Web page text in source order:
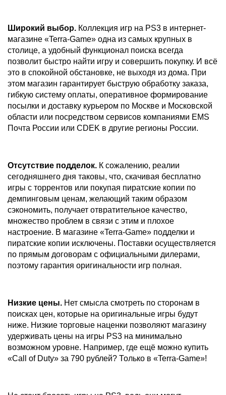
Широкий выбор. Коллекция игр на PS3 в интернет-
магазине «Terra-Game» одна из самых крупных в
столице, а удобный функционал поиска всегда
позволит быстро найти игру и совершить покупку. И всё
это в спокойной обстановке, не выходя из дома. При
этом магазин гарантирует быструю обработку заказа,
гибкую систему оплаты, оперативное формирование
посылки и доставку курьером по Москве и Московской
области или посредством сервисов компаниями EMS
Почта России или CDEK в другие регионы России.
Отсутствие подделок. К сожалению, реалии
сегодняшнего дня таковы, что, скачивая бесплатно
игры с торрентов или покупая пиратские копии по
демпинговым ценам, желающий таким образом
сэкономить, получает отвратительное качество,
множество проблем в связи с этим и плохое
настроение. В магазине «Terra-Game» подделки и
пиратские копии исключены. Поставки осуществляется
по прямым договорам с официальными дилерами,
поэтому гарантия оригинальности игр полная.
Низкие цены. Нет смысла смотреть по сторонам в
поисках цен, которые на оригинальные игры будут
ниже. Низкие торговые наценки позволяют магазину
удерживать цены на игры PS3 на минимально
возможном уровне. Например, где ещё можно купить
«Call of Duty» за 790 рублей? Только в «Terra-Game»!